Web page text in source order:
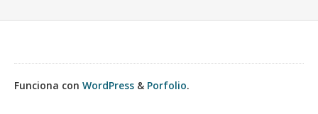
Funciona con WordPress & Porfolio.